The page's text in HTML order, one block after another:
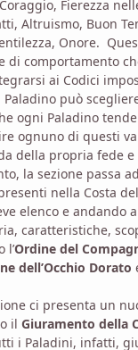
Fierezza
Altruismo, Buon
Onore.
di comportamento
ai Codici
può
ogni Paladino
ognuno di questi
della propria fede
la sezione passa
nella Costa
elenco e andando
caratteristiche,
l’Ordine del
dell’Occhio Dorato
ci presenta un
il Giuramento della
i Paladini, infatti,